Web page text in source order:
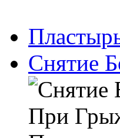
Снятие